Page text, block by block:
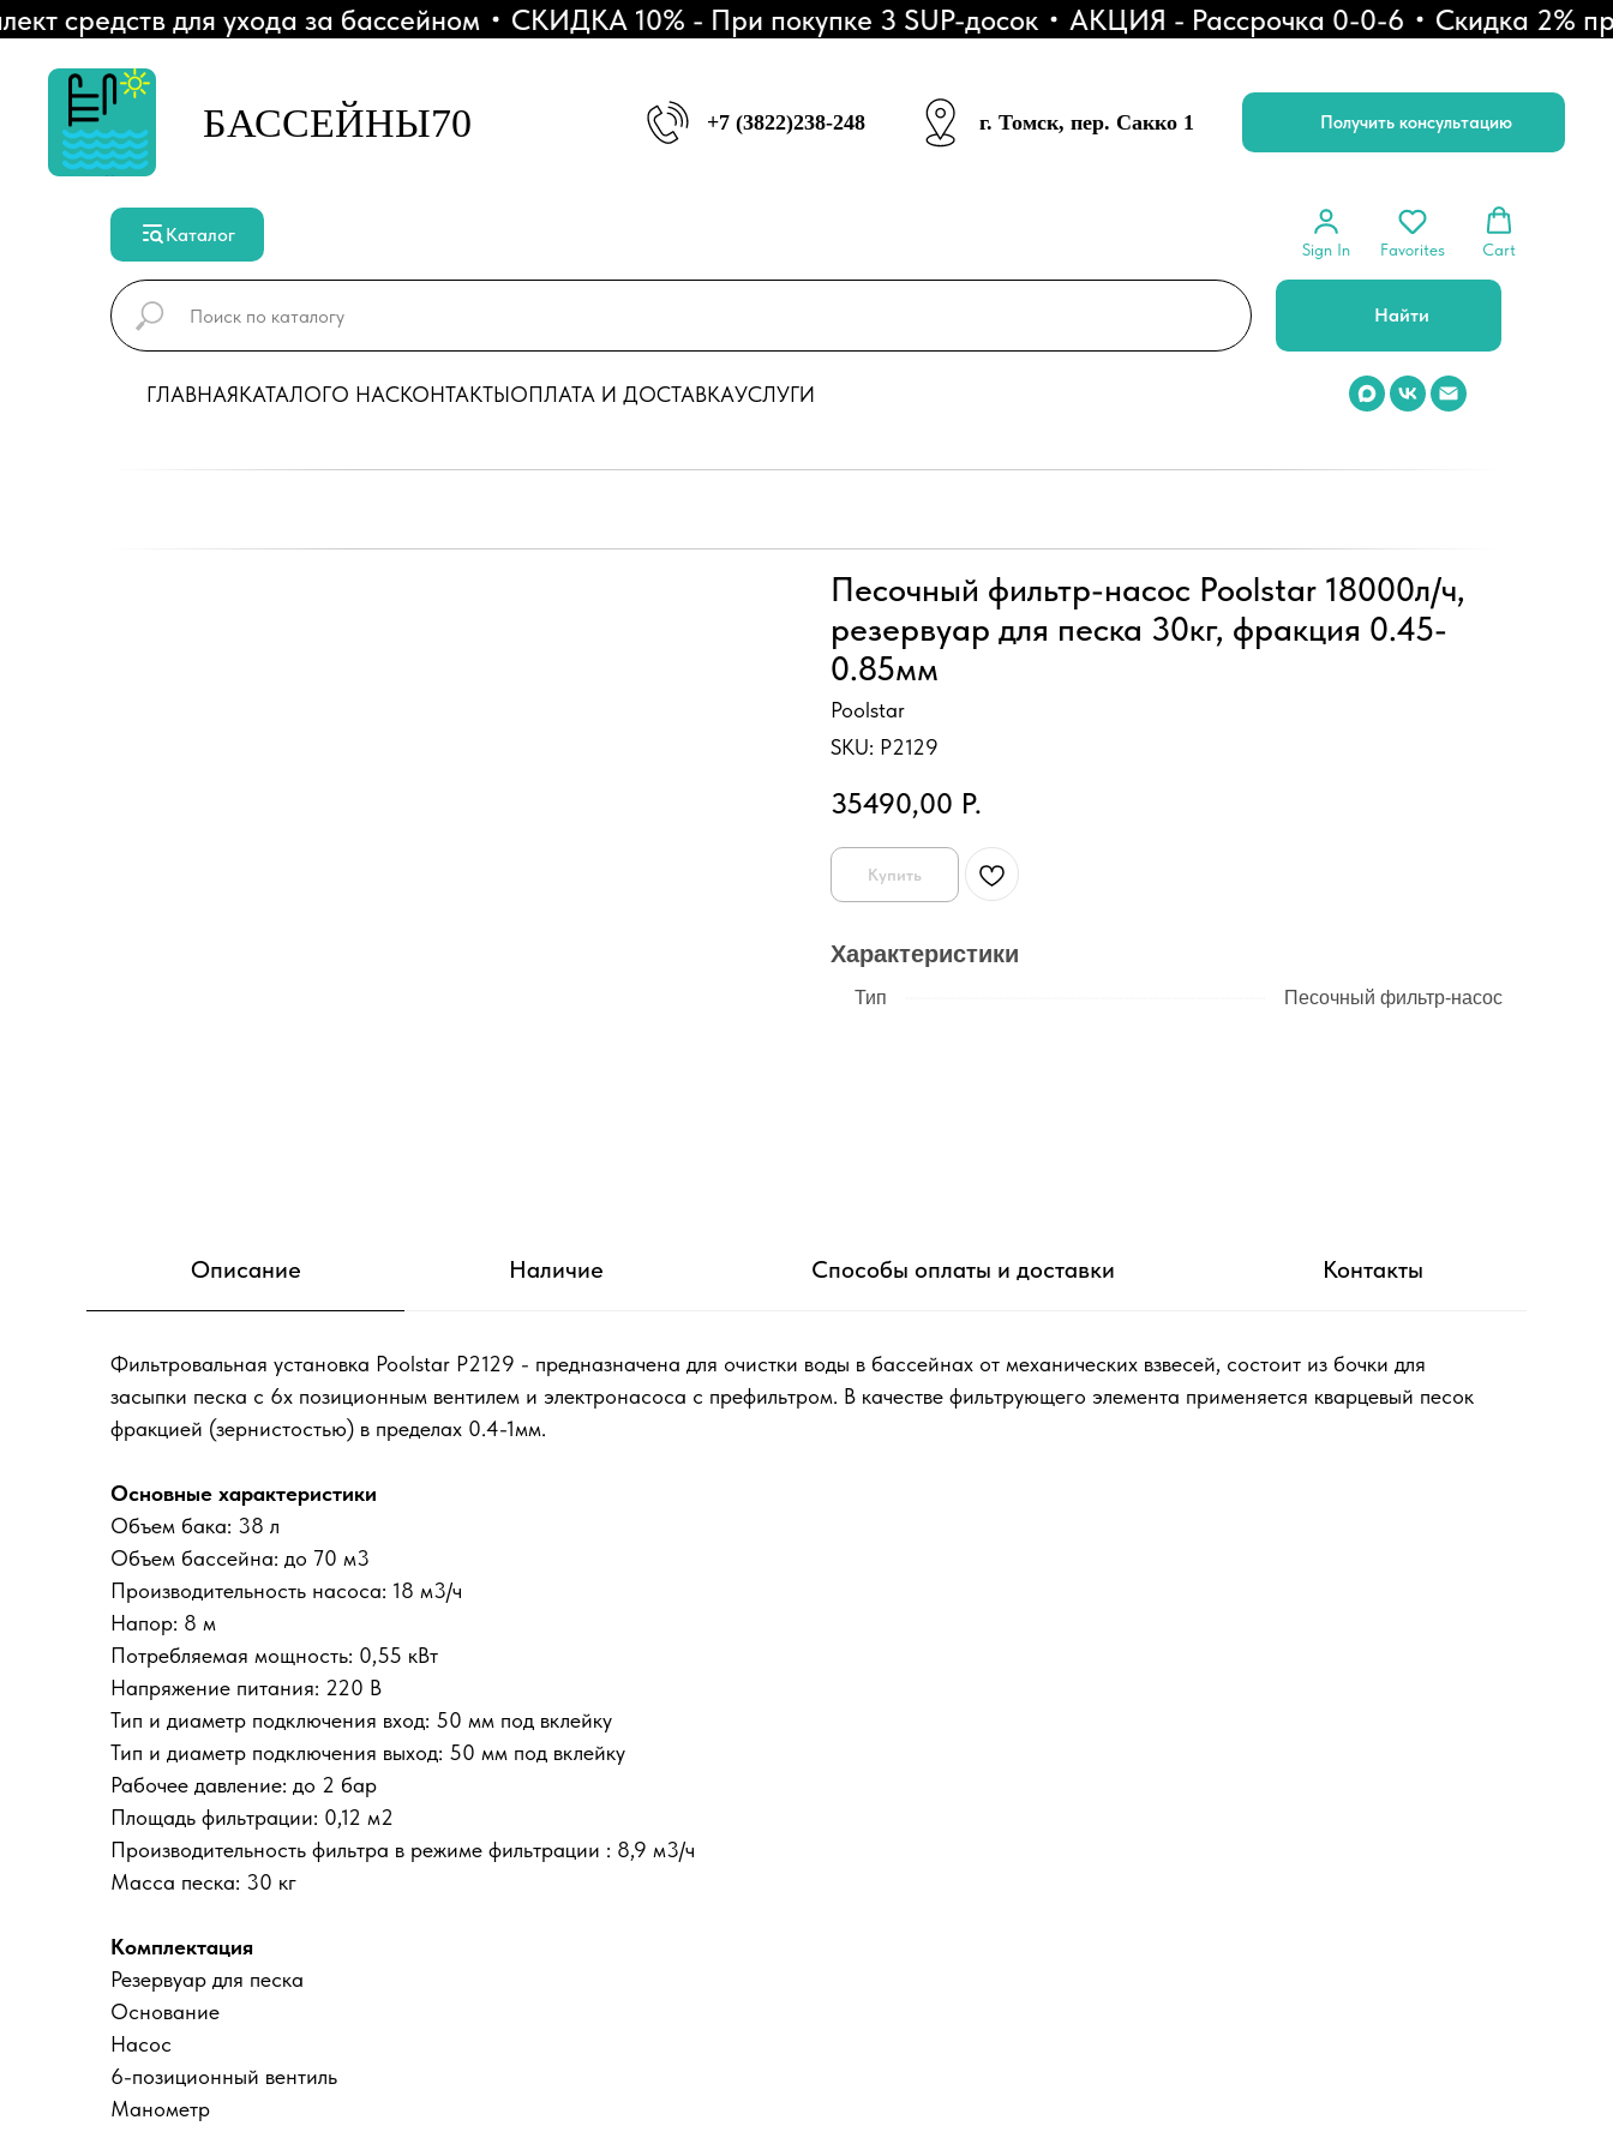
средств для ухода за бассейном СКИДКА 10% - При покупке 3 SUP-досок АКЦИЯ - Рассрочка 0-0-6 Скидка 2%
БАССЕЙНЫ70 +7 (3822)238-248 г. Томск, пер. Сакко 1 Получить консультацию
Каталог
Sign In Favorites Cart
Найти
ГЛАВНАЯКАТАЛОГО НАСКОНТАКТЫОПЛАТА И ДОСТАВКАУСЛУГИ
Песочный фильтр-насос Poolstar 18000л/ч,
резервуар для песка 30кг, фракция 0.45-
0.85мм
Poolstar
SKU: P2129
35490,00 Р.
Купить
Характеристики
Тип Песочный фильтр-насос
Описание Наличие Способы оплаты и доставки Контакты
Фильтровальная установка Poolstar P2129 - предназначена для очистки воды в бассейнах от механических взвесей, состоит из бочки для
засыпки песка с 6х позиционным вентилем и электронасоса с префильтром. В качестве фильтрующего элемента применяется кварцевый песок
фракцией (зернистостью) в пределах 0.4-1мм.
Основные характеристики
Объем бака: 38 л
Объем бассейна: до 70 м3
Производительность насоса: 18 м3/ч
Напор: 8 м
Потребляемая мощность: 0,55 кВт
Напряжение питания: 220 В
Тип и диаметр подключения вход: 50 мм под вклейку
Тип и диаметр подключения выход: 50 мм под вклейку
Рабочее давление: до 2 бар
Площадь фильтрации: 0,12 м2
Производительность фильтра в режиме фильтрации : 8,9 м3/ч
Масса песка: 30 кг
Комплектация
Резервуар для песка
Основание
Насос
6-позиционный вентиль
Манометр